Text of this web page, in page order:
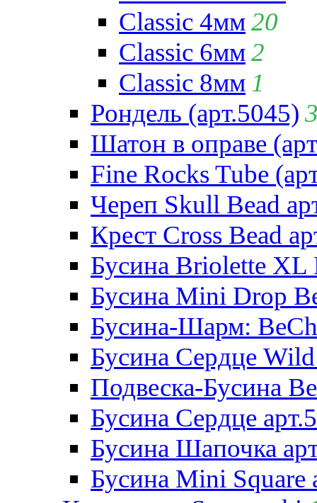
Classic 4мм20
Classic 6мм2
Classic 8мм 1
Рондель (арт.5045)
Шатон в оправе
Fine Rocks Tube
Череп Skull Bead
Крест Cross Bead
Бусина Briolette XL
Бусина Mini Drop
Бусина-Шарм:
Бусина Сердце
Подвеска-Бусина
Бусина Сердце
Бусина Шапочка
Бусина Mini Square